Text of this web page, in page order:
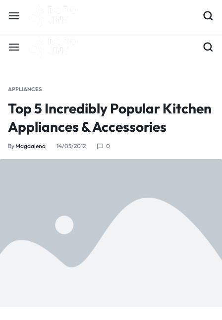
APPLIANCES
Top 5 Incredibly Popular Kitchen
Appliances & Accessories
By Magdalena 14/03/2012 0